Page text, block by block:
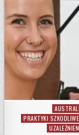
Posted
PRAKTYKI